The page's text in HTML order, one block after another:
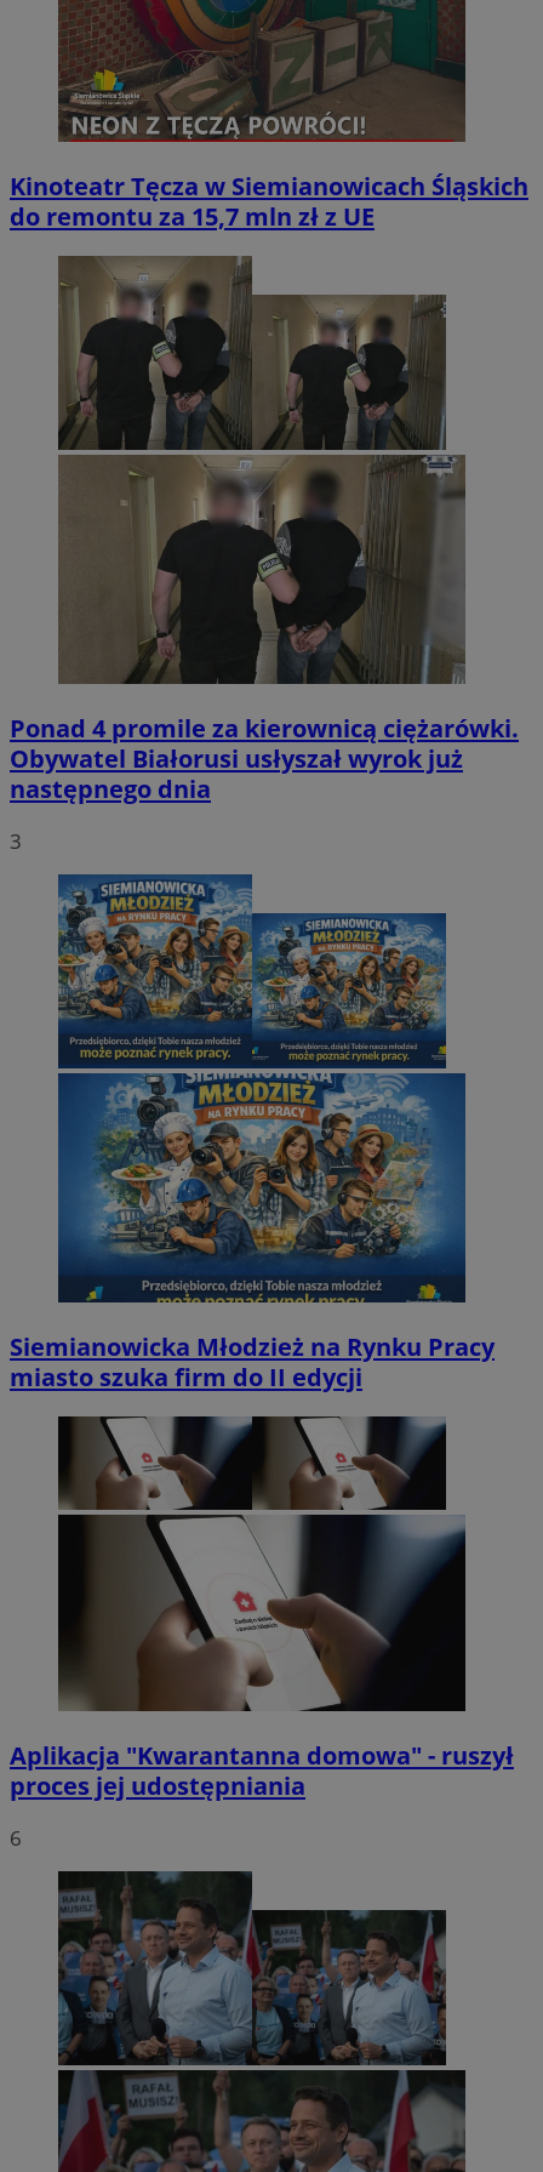
Kinoteatr Tęcza w Siemianowicach Śląskich
do remontu za 15,7 mln zł z UE
Ponad 4 promile za kierownicą ciężarówki.
Obywatel Białorusi usłyszał wyrok już
następnego dnia
3
Siemianowicka Młodzież na Rynku Pracy
miasto szuka firm do II edycji
Aplikacja "Kwarantanna domowa" - ruszył
proces jej udostępniania
6